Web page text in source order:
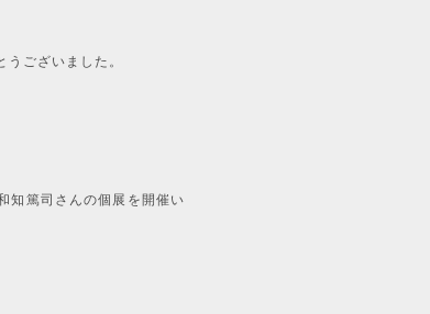
ございました。
知篤司さんの個展を開催い